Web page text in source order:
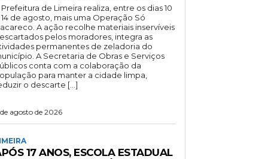
Prefeitura de Limeira realiza, entre os dias 10
14 de agosto, mais uma Operação Só
A ação recolhe materiais inservíveis
pelos moradores, integra as
permanentes de zeladoria do
A Secretaria de Obras e Serviços
conta com a colaboração da
para manter a cidade limpa,
o descarte […]
agosto de 2026
17 ANOS, ESCOLA ESTADUAL